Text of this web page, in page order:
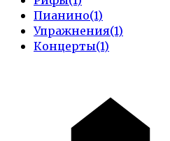
Пианино(1)
Упражнения(1)
Концерты(1)